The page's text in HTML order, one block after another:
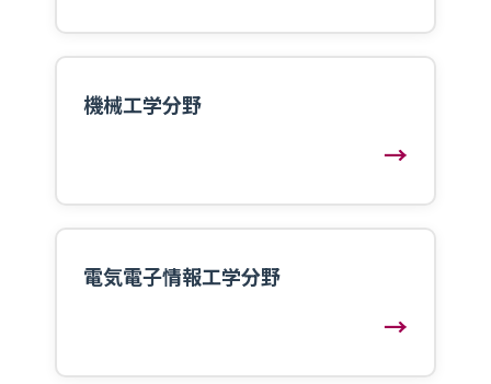
機械工学分野
→
電気電子情報工学分野
→